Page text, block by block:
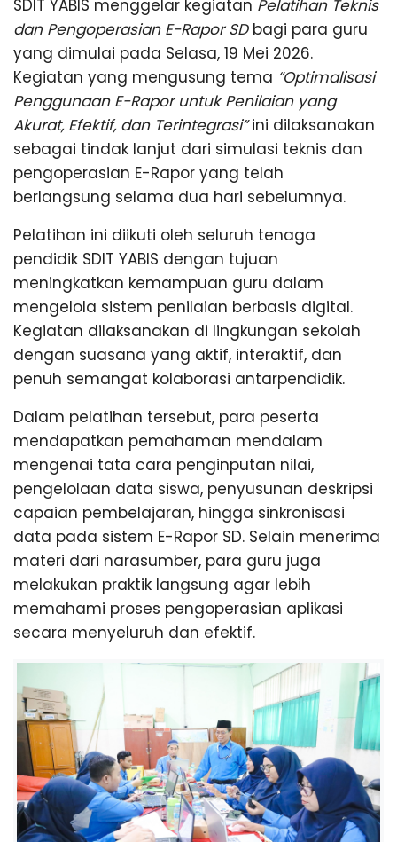
G
SDIT YABIS menggelar kegiatan Pelatihan Teknis
dan Pengoperasian E-Rapor SDbagi para guru
yang dimulai pada Selasa, 19 Mei 2026.
Kegiatan yang mengusung tema “Optimalisasi
Penggunaan E-Rapor untuk Penilaian yang
Akurat, Efektif, dan Terintegrasi”ini dilaksanakan
sebagai tindak lanjut dari simulasi teknis dan
pengoperasian E-Rapor yang telah
berlangsung selama dua hari sebelumnya.
Pelatihan ini diikuti oleh seluruh tenaga
pendidik SDIT YABIS dengan tujuan
meningkatkan kemampuan guru dalam
mengelola sistem penilaian berbasis digital.
Kegiatan dilaksanakan di lingkungan sekolah
dengan suasana yang aktif, interaktif, dan
penuh semangat kolaborasi antarpendidik.
Dalam pelatihan tersebut, para peserta
mendapatkan pemahaman mendalam
mengenai tata cara penginputan nilai,
pengelolaan data siswa, penyusunan deskripsi
capaian pembelajaran, hingga sinkronisasi
data pada sistem E-Rapor SD. Selain menerima
materi dari narasumber, para guru juga
melakukan praktik langsung agar lebih
memahami proses pengoperasian aplikasi
secara menyeluruh dan efektif.